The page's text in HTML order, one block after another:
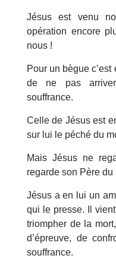
Jésus est venu
opération encore
nous !
Pour un bègue
de ne pas arriver
souffrance.
Celle de Jésus est
sur lui le péché du
Mais Jésus ne
regarde son Père du
Jésus a en lui un
qui le presse. Il
triompher de la
d’épreuve, de
souffrance.